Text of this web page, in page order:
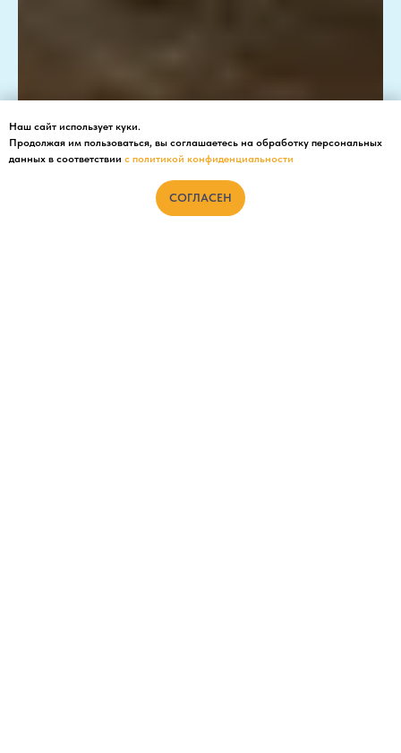
Наш сайт использует куки.
Продолжая им пользоваться, вы соглашаетесь на обработку персональных
данных в соответствии с политикой конфиденциальности
СОГЛАСЕН